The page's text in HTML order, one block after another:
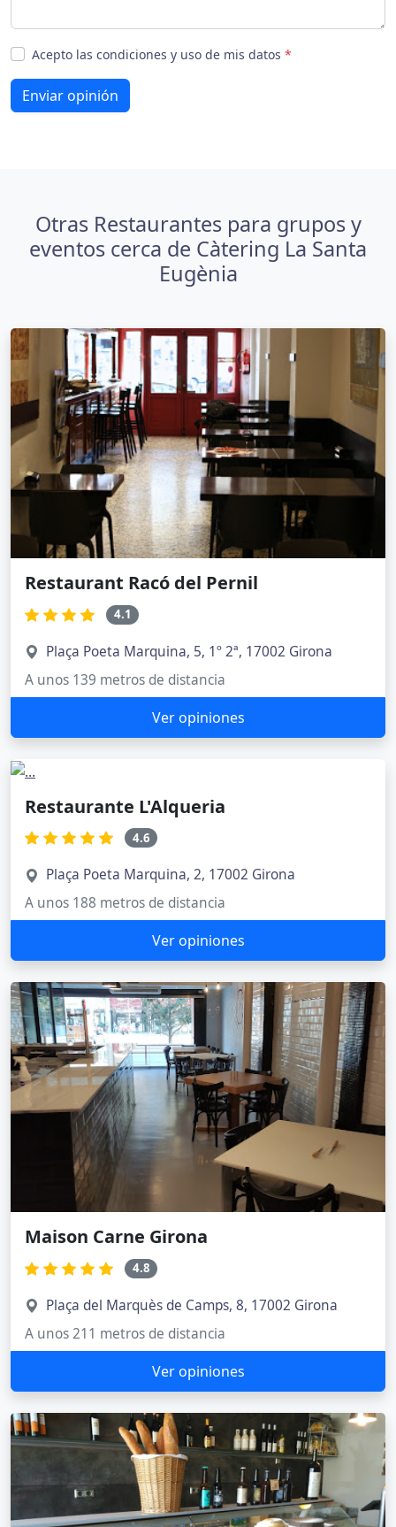
Acepto las condiciones y uso de mis datos *
Enviar opinión
Otras Restaurantes para grupos y
eventos cerca de Càtering La Santa
Eugènia
Restaurant Racó del Pernil
4.1
Plaça Poeta Marquina, 5, 1º 2ª, 17002 Girona
A unos 139 metros de distancia
Ver opiniones
Restaurante L'Alqueria
4.6
Plaça Poeta Marquina, 2, 17002 Girona
A unos 188 metros de distancia
Ver opiniones
Maison Carne Girona
4.8
Plaça del Marquès de Camps, 8, 17002 Girona
A unos 211 metros de distancia
Ver opiniones